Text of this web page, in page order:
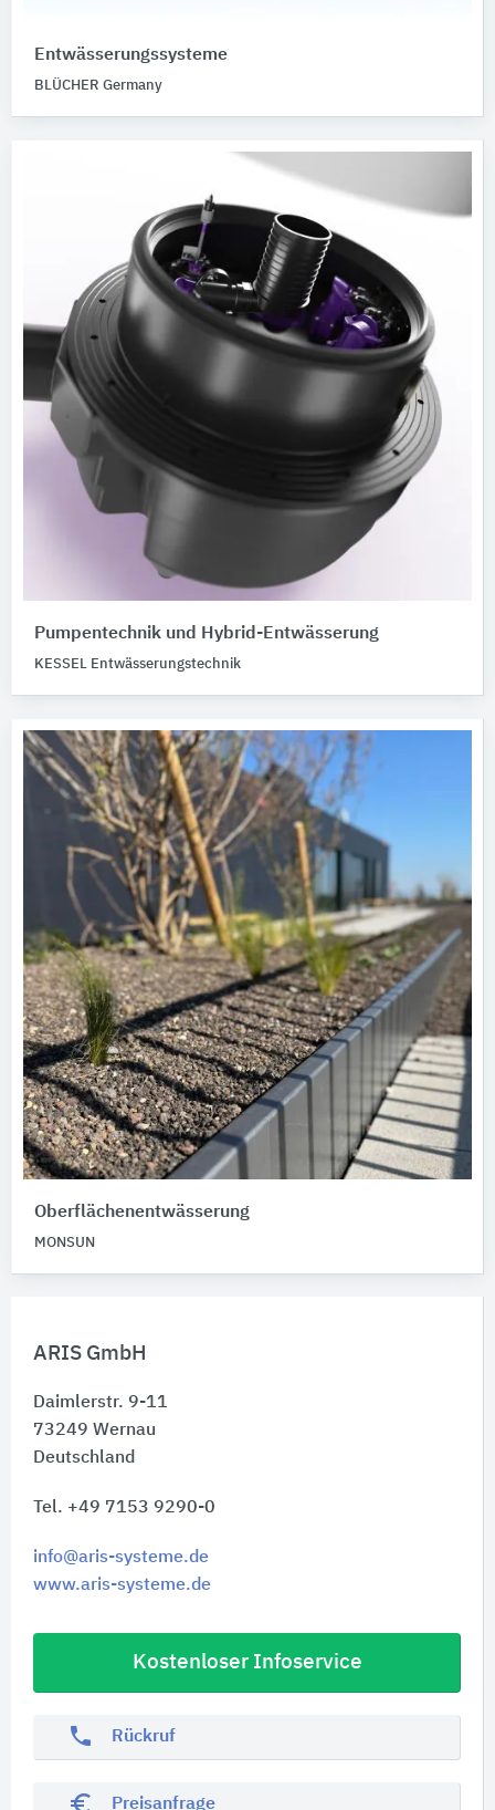
ARIS GmbH
Daimlerstr. 9-11
73249 Wernau
Deutschland
Tel. +49 7153 9290-0
info@aris-systeme.de
www.aris-systeme.de
Kostenloser Infoservice
phone Rückruf
euro_symbol Preisanfrage
Entwässerungssysteme
BLÜCHER Germany
Pumpentechnik und Hybrid-Entwässerung
KESSEL Entwässerungstechnik
Oberflächenentwässerung
MONSUN